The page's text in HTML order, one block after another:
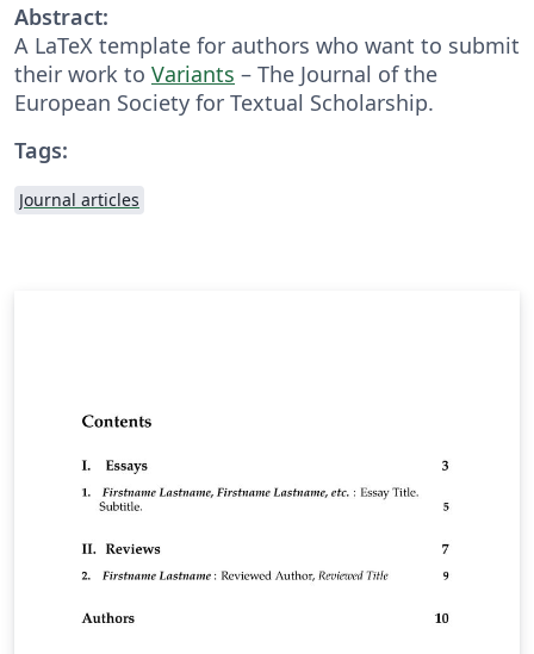
Abstract:
A LaTeX template for authors who want to submit
their work to Variants – The Journal of the
European Society for Textual Scholarship.
Tags:
Journal articles